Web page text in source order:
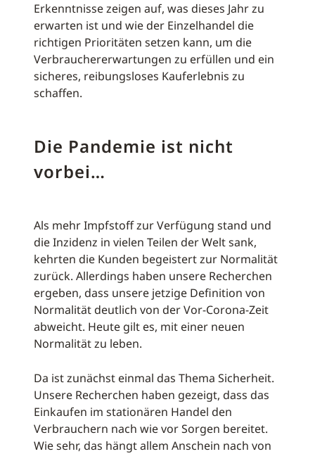
Erkenntnisse zeigen auf, was dieses Jahr zu
erwarten ist und wie der Einzelhandel die
richtigen Prioritäten setzen kann, um die
Verbrauchererwartungen zu erfüllen und ein
sicheres, reibungsloses Kauferlebnis zu
schaffen.
Die Pandemie ist nicht
vorbei…
Als mehr Impfstoff zur Verfügung stand und
die Inzidenz in vielen Teilen der Welt sank,
kehrten die Kunden begeistert zur Normalität
zurück. Allerdings haben unsere Recherchen
ergeben, dass unsere jetzige Definition von
Normalität deutlich von der Vor-Corona-Zeit
abweicht. Heute gilt es, mit einer neuen
Normalität zu leben.
Da ist zunächst einmal das Thema Sicherheit.
Unsere Recherchen haben gezeigt, dass das
Einkaufen im stationären Handel den
Verbrauchern nach wie vor Sorgen bereitet.
Wie sehr, das hängt allem Anschein nach von